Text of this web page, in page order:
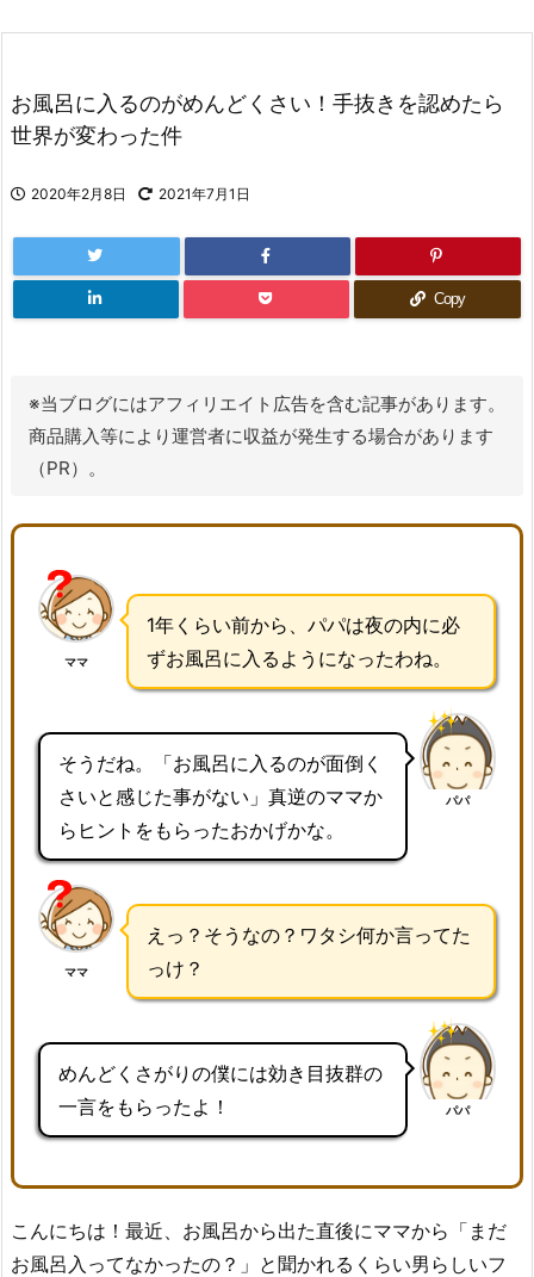
お風呂に入るのがめんどくさい！手抜きを認めたら
世界が変わった件
2020年2月8日 2021年7月1日
Copy
※当ブログにはアフィリエイト広告を含む記事があります。
商品購入等により運営者に収益が発生する場合があります
（PR）。
ママ
1年くらい前から、パパは夜の内に必
ずお風呂に入るようになったわね。
そうだね。「お風呂に入るのが面倒く
さいと感じた事がない」真逆のママか
らヒントをもらったおかげかな。
パパ
ママ
えっ？そうなの？ワタシ何か言ってた
っけ？
めんどくさがりの僕には効き目抜群の
一言をもらったよ！
パパ
こんにちは！最近、お風呂から出た直後にママから「まだ
お風呂入ってなかったの？」と聞かれるくらい男らしいフ